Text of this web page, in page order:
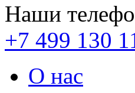
Наши
+7 499 130
О нас